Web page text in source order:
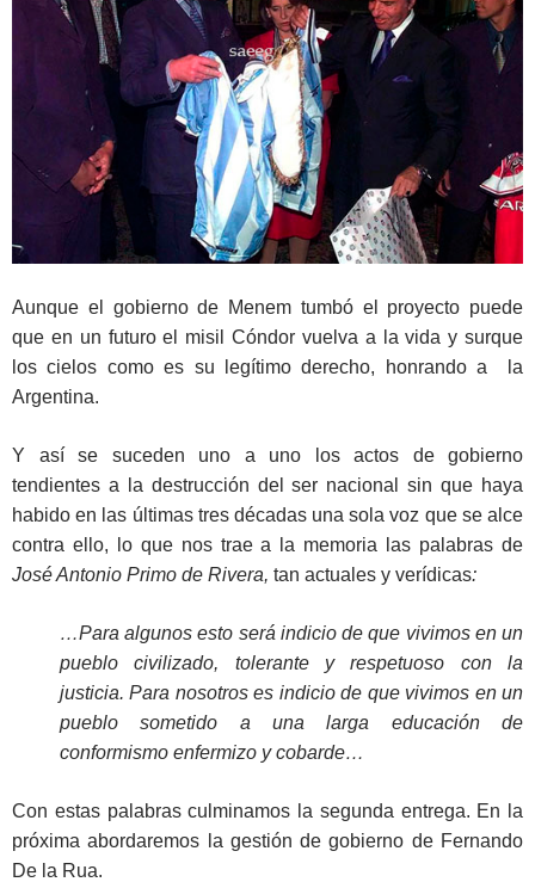
Aunque el gobierno de Menem tumbó el proyecto puede
que en un futuro el misil Cóndor vuelva a la vida y surque
los cielos como es su legítimo derecho, honrando a la
Argentina.
Y así se suceden uno a uno los actos de gobierno
tendientes a la destrucción del ser nacional sin que haya
habido en las últimas tres décadas una sola voz que se alce
contra ello, lo que nos trae a la memoria las palabras de
José Antonio Primo de Rivera, tan actuales y verídicas:
…Para algunos esto será indicio de que vivimos en un
pueblo civilizado, tolerante y respetuoso con la
justicia. Para nosotros es indicio de que vivimos en un
pueblo sometido a una larga educación de
conformismo enfermizo y cobarde…
Con estas palabras culminamos la segunda entrega. En la
próxima abordaremos la gestión de gobierno de Fernando
De la Rua.